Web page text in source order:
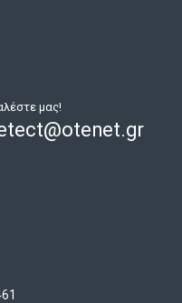
μας!